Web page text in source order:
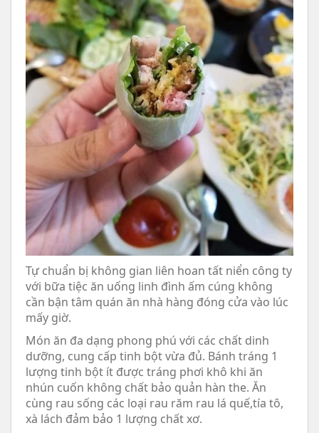
Tự chuẩn bị không gian liên hoan tất niển công ty
với bữa tiệc ăn uống linh đình ấm cúng không
cần bận tâm quán ăn nhà hàng đóng cửa vào lúc
mấy giờ.
Món ăn đa dạng phong phú với các chất dinh
dưỡng, cung cấp tinh bột vừa đủ. Bánh tráng 1
lượng tinh bột ít được tráng phơi khô khi ăn
nhún cuốn không chất bảo quản hàn the. Ăn
cùng rau sống các loại rau răm rau lá quế,tía tô,
xà lách đảm bảo 1 lượng chất xơ.